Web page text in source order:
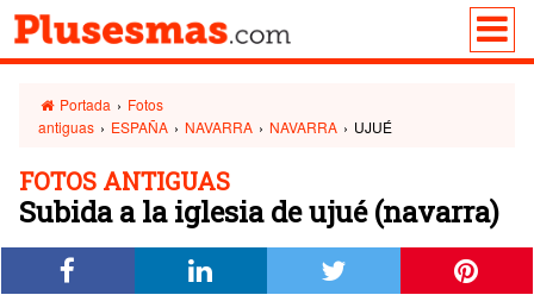
Portada › Fotos
antiguas › ESPAÑA › NAVARRA › NAVARRA › UJUÉ
FOTOS ANTIGUAS
Subida a la iglesia de ujué (navarra)